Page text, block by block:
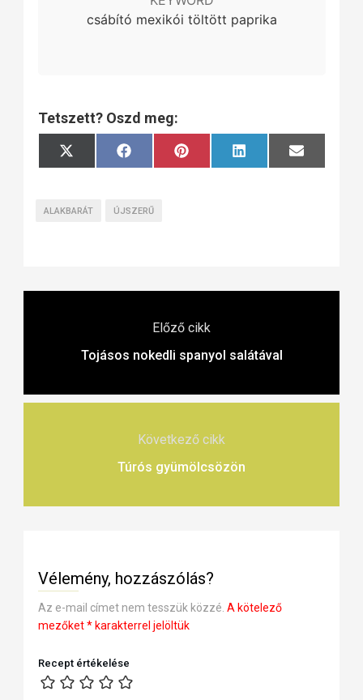
csábító mexikói töltött paprika
Tetszett? Oszd meg:
Share
on
X
(Twitter)
Share
on
Facebook Share
on
Pinterest
Share
on
LinkedIn
Share
on
Email
ALAKBARÁT ÚJSZERŰ
Előző cikk
Tojásos nokedli spanyol salátával
Következő cikk
Túrós gyümölcsözön
Vélemény, hozzászólás?
Az e-mail címet nem tesszük közzé. A kötelező
mezőket*karakterrel jelöltük
Recept értékelése